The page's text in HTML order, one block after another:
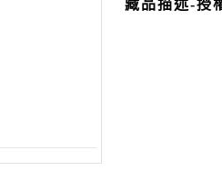
藏品描述-授